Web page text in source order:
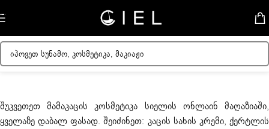
Skip to navigation
შუკვეთეთ მამაკაცის კოსმეტიკა სიელის ონლაინ მაღაზიაში,
ყველაზე დაბალ ფასად. შეიძინეთ: კაცის სახის კრემი, ქერტლის